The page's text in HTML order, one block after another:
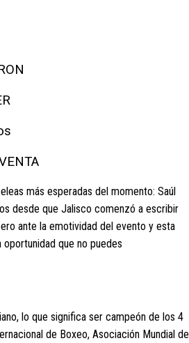
más esperadas del momento: Saúl
desde que Jalisco comenzó a escribir
ante la emotividad del evento y esta
oportunidad que no puedes
lo que significa ser campeón de los 4
de Boxeo, Asociación Mundial de